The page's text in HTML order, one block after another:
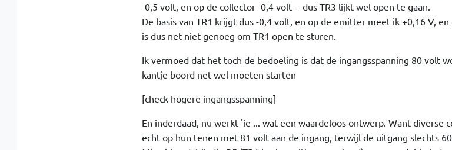
-0,5 volt, en op de collector -0,4 volt -- dus TR3 lijkt wel open te gaan.
De basis van TR1 krijgt dus -0,4 volt, en op de emitter meet ik +0,16 V,
is dus net niet genoeg om TR1 open te sturen.
Ik vermoed dat het toch de bedoeling is dat de ingangsspanning 80 volt
kantje boord net wel moeten starten
[check hogere ingangsspanning]
En inderdaad, nu werkt 'ie ... wat een waardeloos ontwerp. Want diverse
echt op hun tenen met 81 volt aan de ingang, terwijl de uitgang slechts